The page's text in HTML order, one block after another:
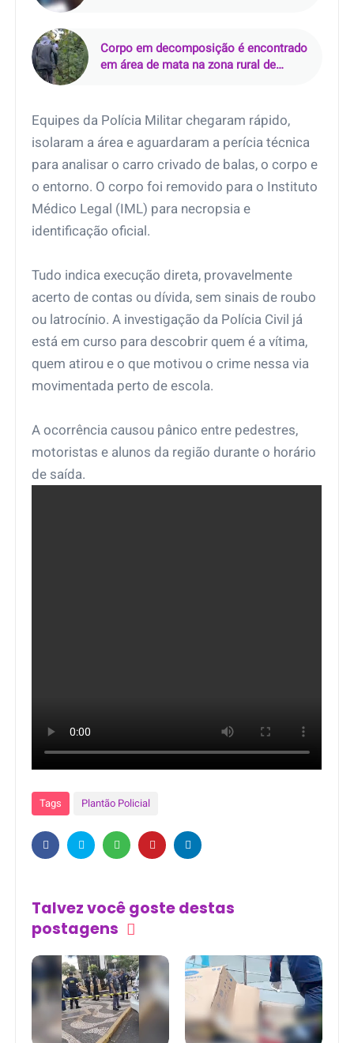
Corpo em decomposição é encontrado
em área de mata na zona rural de
Equipes da Polícia Militar chegaram rápido,
isolaram a área e aguardaram a perícia técnica
para analisar o carro crivado de balas, o corpo e
o entorno. O corpo foi removido para o Instituto
Médico Legal (IML) para necropsia e
identificação oficial.
Tudo indica execução direta, provavelmente
acerto de contas ou dívida, sem sinais de roubo
ou latrocínio. A investigação da Polícia Civil já
está em curso para descobrir quem é a vítima,
quem atirou e o que motivou o crime nessa via
movimentada perto de escola.
A ocorrência causou pânico entre pedestres,
motoristas e alunos da região durante o horário
de saída.
Tags Plantão Policial
Talvez você goste destas
postagens